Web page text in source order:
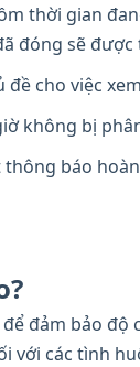
thời gian
đóng sẽ được
cho việc
không bị
báo
đảm bảo
với các tình